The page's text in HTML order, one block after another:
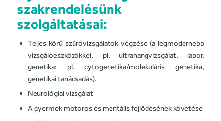
szakrendelésünk
szolgáltatásai:
Teljes körű szűrővizsgálatok végzése (a legmodernebb
vizsgálóeszközökkel, pl. ultrahangvizsgálat, labor,
genetika: pl. cytogenetika/molekuláris genetika,
genetikai tanácsadás).
Neurológiai vizsgálat
A gyermek motoros és mentális fejlődésének követése